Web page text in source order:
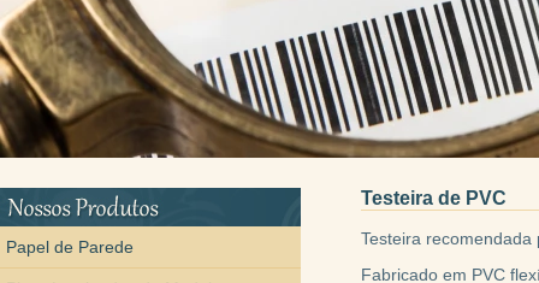
Papel de Parede
Testeira de PVC
Testeira
Fabricado em PVC